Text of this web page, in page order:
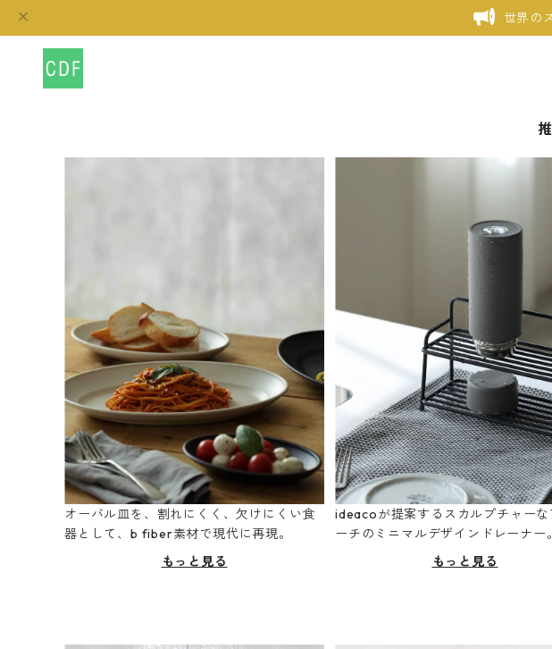
世界の
オーバル皿を、割れにくく、欠けにくい食
器として、b fiber素材で現代に再現。
もっと見る
ideacoが提案するスカルプチャーな
ーチのミニマルデザインドレーナー。
もっと見る